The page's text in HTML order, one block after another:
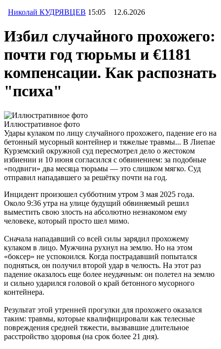
Николай КУДРЯВЦЕВ 15:05 12.6.2026
Избил случайного прохожего:
почти год тюрьмы и €1181
компенсации. Как распознать
"психа"
Иллюстративное фото
Удары кулаком по лицу случайного прохожего, падение его на
бетонный мусорный контейнер и тяжелые травмы... В Лиепае
Курземский окружной суд пересмотрел дело о жестоком
избиении и 10 июня согласился с обвинением: за подобные
«подвиги» два месяца тюрьмы — это слишком мягко. Суд
отправил нападавшего за решётку почти на год.
Инцидент произошел субботним утром 3 мая 2025 года.
Около 9:36 утра на улице будущий обвиняемый решил
выместить свою злость на абсолютно незнакомом ему
человеке, который просто шел мимо.
Сначала нападавший со всей силы зарядил прохожему
кулаком в лицо. Мужчина рухнул на землю. Но на этом
«боксер» не успокоился. Когда пострадавший попытался
подняться, он получил второй удар в челюсть. На этот раз
падение оказалось еще более неудачным: он полетел на землю
и сильно ударился головой о край бетонного мусорного
контейнера.
Результат этой утренней прогулки для прохожего оказался
таким: травмы, которые квалифицировали как телесные
повреждения средней тяжести, вызвавшие длительное
расстройство здоровья (на срок более 21 дня).